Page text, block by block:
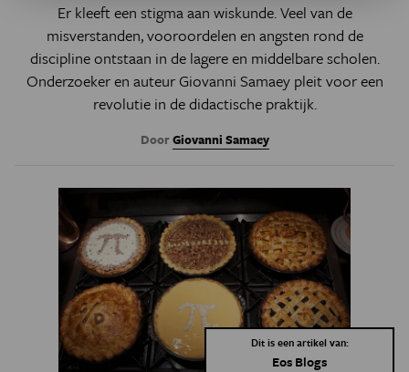
Er kleeft een stigma aan wiskunde. Veel van de
misverstanden, vooroordelen en angsten rond de
discipline ontstaan in de lagere en middelbare scholen.
Onderzoeker en auteur Giovanni Samaey pleit voor een
revolutie in de didactische praktijk.
DoorGiovanni Samaey
Dit is een artikel van:
Eos Blogs